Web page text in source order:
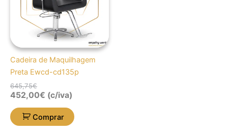
Cadeira de Maquilhagem
Preta Ewcd-cd135p
645,75€
452,00€ (c/iva)
Comprar